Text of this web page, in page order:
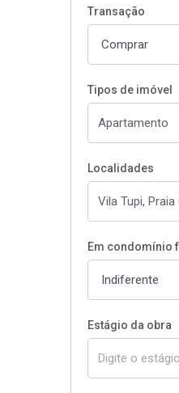
Transação
Tipos de imóvel
Localidades
Em condomínio
Estágio da obra